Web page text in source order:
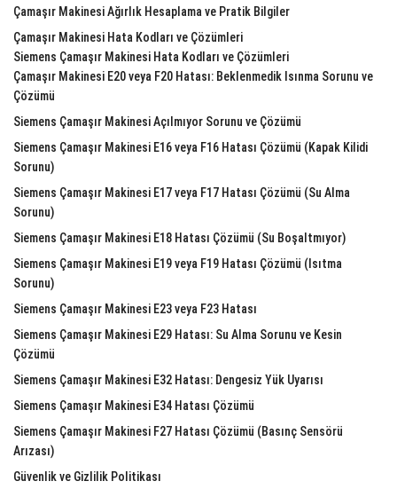
Çamaşır Makinesi Ağırlık Hesaplama ve Pratik Bilgiler
Çamaşır Makinesi Hata Kodları ve Çözümleri
Siemens Çamaşır Makinesi Hata Kodları ve Çözümleri
Çamaşır Makinesi E20 veya F20 Hatası: Beklenmedik Isınma Sorunu ve
Çözümü
Siemens Çamaşır Makinesi Açılmıyor Sorunu ve Çözümü
Siemens Çamaşır Makinesi E16 veya F16 Hatası Çözümü (Kapak Kilidi
Sorunu)
Siemens Çamaşır Makinesi E17 veya F17 Hatası Çözümü (Su Alma
Sorunu)
Siemens Çamaşır Makinesi E18 Hatası Çözümü (Su Boşaltmıyor)
Siemens Çamaşır Makinesi E19 veya F19 Hatası Çözümü (Isıtma
Sorunu)
Siemens Çamaşır Makinesi E23 veya F23 Hatası
Siemens Çamaşır Makinesi E29 Hatası: Su Alma Sorunu ve Kesin
Çözümü
Siemens Çamaşır Makinesi E32 Hatası: Dengesiz Yük Uyarısı
Siemens Çamaşır Makinesi E34 Hatası Çözümü
Siemens Çamaşır Makinesi F27 Hatası Çözümü (Basınç Sensörü
Arızası)
Güvenlik ve Gizlilik Politikası